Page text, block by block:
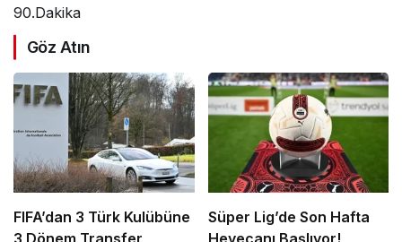
90.Dakika
Göz Atın
FIFA’dan 3 Türk Kulübüne
Süper Lig’de Son Hafta